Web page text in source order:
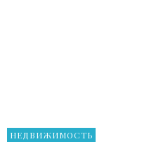
НЕДВИЖИМОСТЬ